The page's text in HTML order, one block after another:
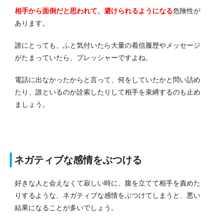
相手から面倒だと思われて、避けられるようになる危険性が
あります。
誰にとっても、ふと気付いたら大量の着信履歴やメッセージ
がたまっていたら、プレッシャーですよね。
電話に出なかったからと言って、何をしていたかと問い詰め
たり、誰といるのか詮索したりして相手を束縛するのも止め
ましょう。
ネガティブな感情をぶつける
好きな人と会えなくて寂しい時に、腹を立てて相手を責めた
りするような、ネガティブな感情をぶつけてしまうと、悪い
結果になることが多いでしょう。